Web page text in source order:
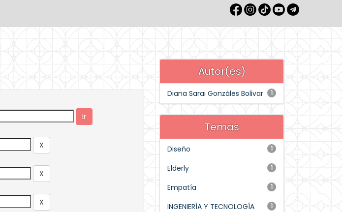
Autor(es)
1
Diana Sarai Gonzáles Bolivar
Temas
1
Diseño
1
Elderly
1
Empatía
1
INGENIERÍA Y TECNOLOGÍA